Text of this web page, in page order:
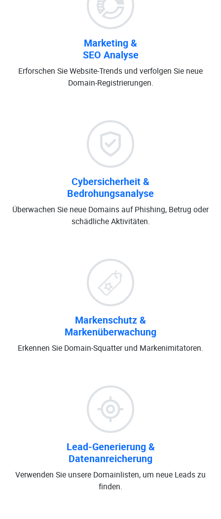
Marketing &
SEO Analyse
Erforschen Sie Website-Trends und verfolgen Sie neue
Domain-Registrierungen.
Cybersicherheit &
Bedrohungsanalyse
Überwachen Sie neue Domains auf Phishing, Betrug oder
schädliche Aktivitäten.
Markenschutz &
Markenüberwachung
Erkennen Sie Domain-Squatter und Markenimitatoren.
Lead-Generierung &
Datenanreicherung
Verwenden Sie unsere Domainlisten, um neue Leads zu
finden.